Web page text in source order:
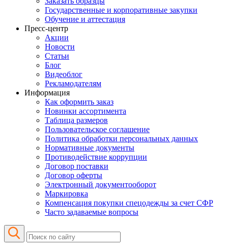
Государственные и корпоративные закупки
Обучение и аттестация
Пресс-центр
Акции
Новости
Статьи
Блог
Видеоблог
Рекламодателям
Информация
Как оформить заказ
Новинки ассортимента
Таблица размеров
Пользовательское соглашение
Политика обработки персональных данных
Нормативные документы
Противодействие коррупции
Договор поставки
Договор оферты
Электронный документооборот
Маркировка
Компенсация покупки спецодежды за счет СФР
Часто задаваемые вопросы